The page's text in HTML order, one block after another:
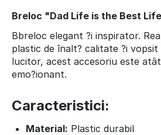
Breloc "Dad Life is the Best
Bbreloc elegant ?i inspirator.
plastic de înalt? calitate ?i
lucitor, acest accesoriu este
emo?ionant.
Caracteristici:
Material: Plastic durabil